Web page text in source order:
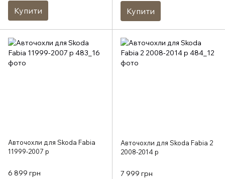
Купити Купити
Авточохли для Skoda Fabia
11999-2007 р
6 899 грн
Авточохли для Skoda Fabia 2
2008-2014 р
7 999 грн